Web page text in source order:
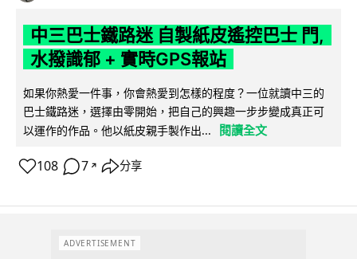
中三巴士鐵路迷 自製紙皮遙控巴士 門,
水撥識郁 + 實時GPS報站
如果你熱愛一件事，你會熱愛到怎樣的程度？一位就讀中三的
巴士鐵路迷，選擇由零開始，把自己的興趣一步步變成真正可
以運作的作品。他以紙皮親手製作出...
閱讀全文
108 7 ↗ 分享
ADVERTISEMENT